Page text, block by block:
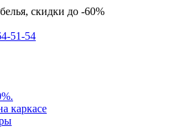
скидки до -60%
51-54
каркасе